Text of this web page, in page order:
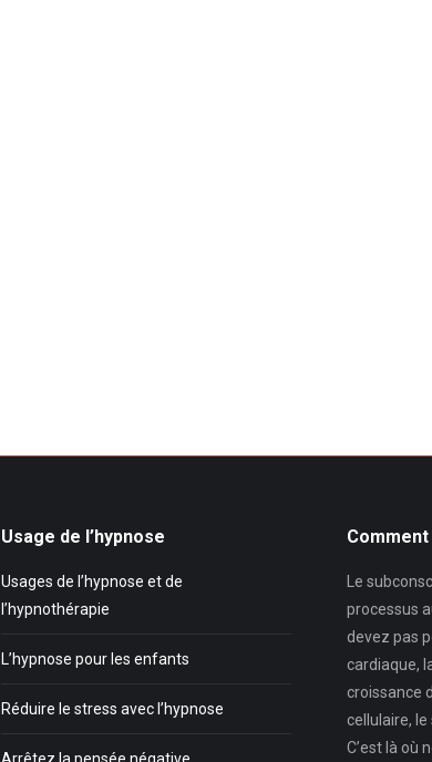
Usage de l’hypnose
Usages de l’hypnose et de
l’hypnothérapie
L’hypnose pour les enfants
Réduire le stress avec l’hypnose
Le
processus
devez pas
cardiaque,
croissance
cellulaire,
C’est là où